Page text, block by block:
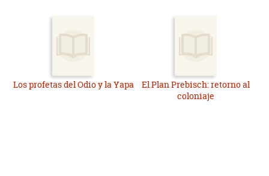
Los profetas del Odio y la Yapa
El Plan Prebisch: retorno al
coloniaje